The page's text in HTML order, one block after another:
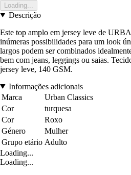
Loading...
Descrição
Este top amplo em jersey leve de
inúmeras possibilidades para um look
largos podem ser combinados
bem com jeans, leggings ou saias.
jersey leve, 140 GSM.
Informações adicionais
Marca
Urban Classics
Cor
turquesa
Cor
Roxo
Género
Mulher
Grupo etário Adulto
Loading...
Loading...